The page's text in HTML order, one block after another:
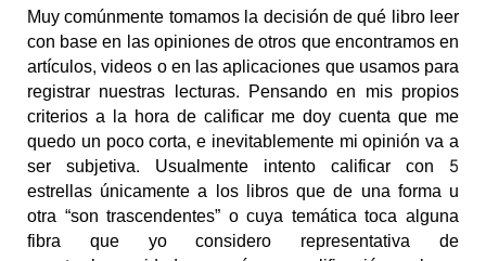
Muy comúnmente tomamos la decisión de qué libro leer
con base en las opiniones de otros que encontramos en
artículos, videos o en las aplicaciones que usamos para
registrar nuestras lecturas. Pensando en mis propios
criterios a la hora de calificar me doy cuenta que me
quedo un poco corta, e inevitablemente mi opinión va a
ser subjetiva. Usualmente intento calificar con 5
estrellas únicamente a los libros que de una forma u
otra “son trascendentes” o cuya temática toca alguna
fibra que yo considero representativa de